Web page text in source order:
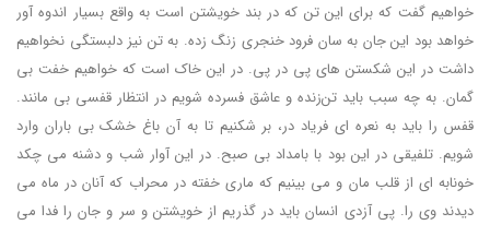
خواهیم گفت که برای این تن که در بند خویشتن است به واقع بسیار اندوه آور
خواهد بود این جان به سان فرود خنجری زنگ زده. به تن نیز دلبستگی نخواهیم
داشت در این شکستن های پی در پی. در این خاک است که خواهیم خفت بی
گمان. به چه سبب باید تن‌زنده و عاشق فسرده شویم در انتظار قفسی بی مانند.
قفس را باید به نعره ای فریاد در، بر شکنیم تا به آن باغ خشک بی باران وارد
شویم. تلفیقی در این بود با بامداد بی صبح. در این آوار شب و دشنه می چکد
خونابه ای از قلب مان و می بینیم که ماری خفته در محراب که آنان در ماه می
دیدند وی را. پی آزدی انسان باید در گذریم از خویشتن و سر و جان را فدا می